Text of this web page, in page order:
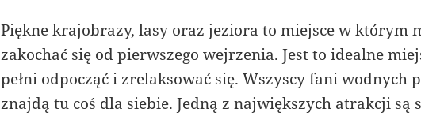
Piękne krajobrazy, lasy oraz jeziora to miejsce w którym
zakochać się od pierwszego wejrzenia. Jest to idealne
pełni odpocząć i zrelaksować się. Wszyscy fani wodnych
znajdą tu coś dla siebie. Jedną z największych atrakcji są